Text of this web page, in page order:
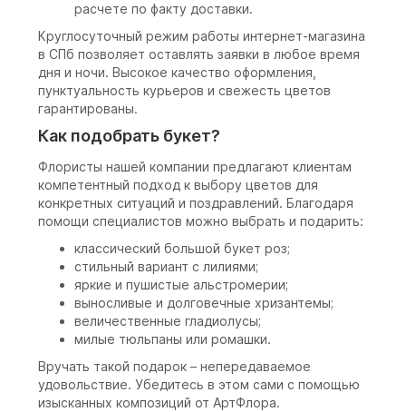
расчете по факту доставки.
Круглосуточный режим работы интернет-магазина
в СПб позволяет оставлять заявки в любое время
дня и ночи. Высокое качество оформления,
пунктуальность курьеров и свежесть цветов
гарантированы.
Как подобрать букет?
Флористы нашей компании предлагают клиентам
компетентный подход к выбору цветов для
конкретных ситуаций и поздравлений. Благодаря
помощи специалистов можно выбрать и подарить:
классический большой букет роз;
стильный вариант с лилиями;
яркие и пушистые альстромерии;
выносливые и долговечные хризантемы;
величественные гладиолусы;
милые тюльпаны или ромашки.
Вручать такой подарок – непередаваемое
удовольствие. Убедитесь в этом сами с помощью
изысканных композиций от АртФлора.